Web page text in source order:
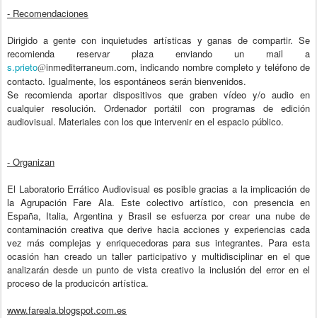
- Recomendaciones
Dirigido a gente con inquietudes artísticas y ganas de compartir. Se
recomienda reservar plaza enviando un mail a
s.prieto@inmediterraneum.com, indicando nombre completo y teléfono de
contacto. Igualmente, los espontáneos serán bienvenidos.
Se recomienda aportar dispositivos que graben vídeo y/o audio en
cualquier resolución. Ordenador portátil con programas de edición
audiovisual. Materiales con los que intervenir en el espacio público.
- Organizan
El Laboratorio Errático Audiovisual es posible gracias a la implicación de
la Agrupación Fare Ala. Este colectivo artístico, con presencia en
España, Italia, Argentina y Brasil se esfuerza por crear una nube de
contaminación creativa que derive hacia acciones y experiencias cada
vez más complejas y enriquecedoras para sus integrantes. Para esta
ocasión han creado un taller participativo y multidisciplinar en el que
analizarán desde un punto de vista creativo la inclusión del error en el
proceso de la producicón artística.
www.fareala.blogspot.com.es